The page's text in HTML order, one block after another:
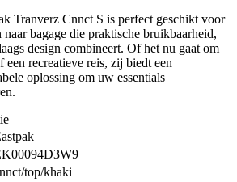
Tranverz Cnnct S is perfect geschikt voor
bagage die praktische bruikbaarheid,
design combineert. Of het nu gaat om
recreatieve reis, zij biedt een
oplossing om uw essentials
top/khaki